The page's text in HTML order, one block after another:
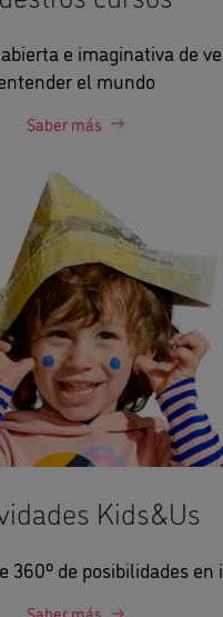
e imaginativa de
el mundo
Saber más
Kids&Us
360º de posibilidades en